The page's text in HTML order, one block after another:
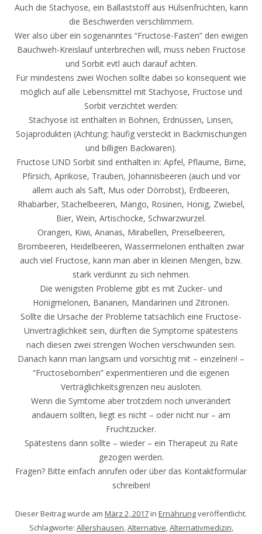
Auch die Stachyose, ein Ballaststoff aus Hülsenfrüchten, kann
die Beschwerden verschlimmern.
Wer also über ein sogenanntes “Fructose-Fasten” den ewigen
Bauchweh-Kreislauf unterbrechen will, muss neben Fructose
und Sorbit evtl auch darauf achten.
Für mindestens zwei Wochen sollte dabei so konsequent wie
möglich auf alle Lebensmittel mit Stachyose, Fructose und
Sorbit verzichtet werden:
Stachyose ist enthalten in Bohnen, Erdnüssen, Linsen,
Sojaprodukten (Achtung: häufig versteckt in Backmischungen
und billigen Backwaren).
Fructose UND Sorbit sind enthalten in: Apfel, Pflaume, Birne,
Pfirsich, Aprikose, Trauben, Johannisbeeren (auch und vor
allem auch als Saft, Mus oder Dörrobst), Erdbeeren,
Rhabarber, Stachelbeeren, Mango, Rosinen, Honig, Zwiebel,
Bier, Wein, Artischocke, Schwarzwurzel.
Orangen, Kiwi, Ananas, Mirabellen, Preiselbeeren,
Brombeeren, Heidelbeeren, Wassermelonen enthalten zwar
auch viel Fructose, kann man aber in kleinen Mengen, bzw.
stark verdünnt zu sich nehmen.
Die wenigsten Probleme gibt es mit Zucker- und
Honigmelonen, Bananen, Mandarinen und Zitronen.
Sollte die Ursache der Probleme tatsächlich eine Fructose-
Unverträglichkeit sein, dürften die Symptome spätestens
nach diesen zwei strengen Wochen verschwunden sein.
Danach kann man langsam und vorsichtig mit – einzelnen! –
“Fructosebomben” experimentieren und die eigenen
Verträglichkeitsgrenzen neu ausloten.
Wenn die Symtome aber trotzdem noch unverändert
andauern sollten, liegt es nicht – oder nicht nur – am
Fruchtzucker.
Spätestens dann sollte – wieder – ein Therapeut zu Rate
gezogen werden.
Fragen? Bitte einfach anrufen oder über das Kontaktformular
schreiben!
Dieser Beitrag wurde am März 2, 2017in Ernährungveröffentlicht.
Schlagworte: Allershausen,Alternative,Alternativmedizin,